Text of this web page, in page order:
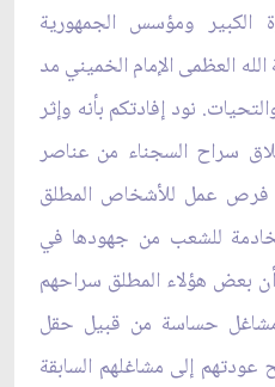
الكبير ومؤسس الجمهورية
الله العظمى الإمام الخميني مد
نود إفادتكم بأنه وإثر
سراح السجناء من عناصر
فرص عمل للأشخاص المطلق
للشعب من جهودها في
بعض هؤلاء المطلق سراحهم
حساسة من قبيل حقل
عودتهم إلى مشاغلهم السابقة